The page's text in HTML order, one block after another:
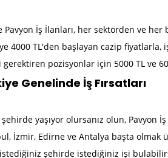
Pavyon İş İlanları, her sektörden ve her
4000 TL'den başlayan cazip
gerektiren pozisyonlar için 5000 TL ve
Genelinde İş Fırsatları
yaşıyor olursanız olun, Pavyon
İzmir, Edirne ve Antalya başta olmak
şehirde istediğiniz işi